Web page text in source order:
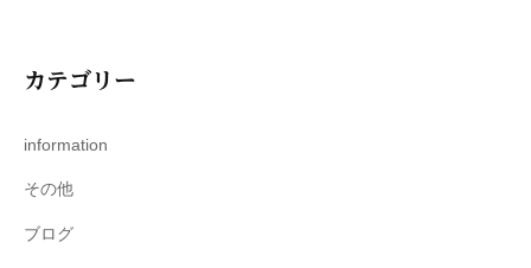
カテゴリー
information
その他
ブログ